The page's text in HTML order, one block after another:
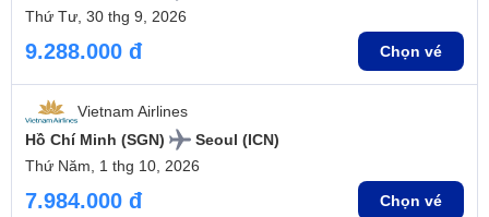
Thứ Tư, 30 thg 9, 2026
9.288.000 đ Chọn vé
Vietnam Airlines
Hồ Chí Minh (SGN)
Seoul (ICN)
Thứ Năm, 1 thg 10, 2026
7.984.000 đ Chọn vé